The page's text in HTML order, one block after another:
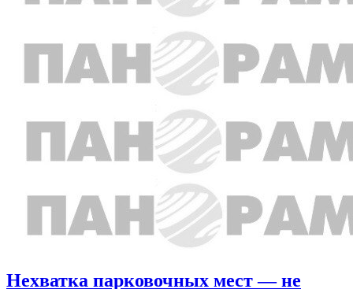
Нехватка парковочных мест — не